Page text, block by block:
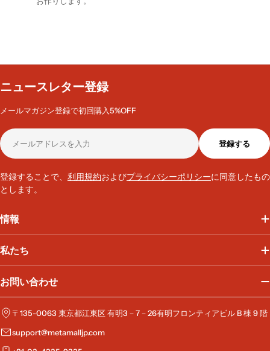
ニュースレター登録
メールマガジン登録で初回購入5%OFF
メ
ー
ル
ド
レ
登録する
登録することで、 利用規約およびプライバシーポリシーに同意したもの
とします。
情報
私たち
お問い合わせ
〒135-0063 東京都江東区 有明3－7－26有明フロンティアビル B 棟 9 階
support@metamalljp.com